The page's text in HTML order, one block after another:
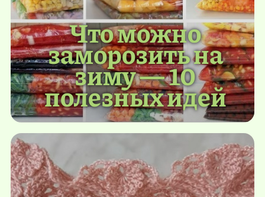
Что можно
заморозить на
зиму — 10
полезных идей